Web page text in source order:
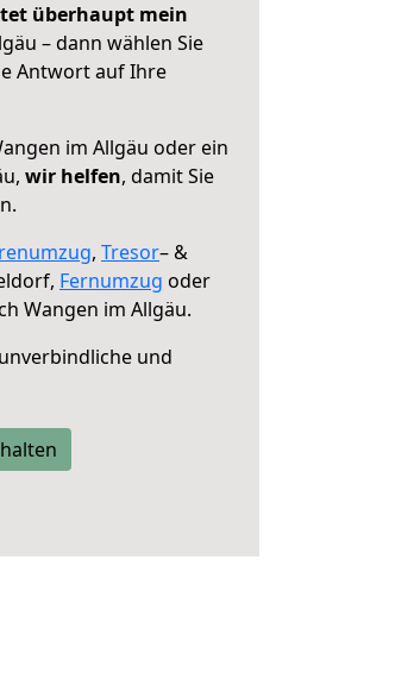
überhaupt mein
– dann wählen Sie
Antwort auf Ihre
im Allgäu oder ein
wir helfen, damit Sie
, Tresor– &
Fernumzug oder
Wangen im Allgäu.
und